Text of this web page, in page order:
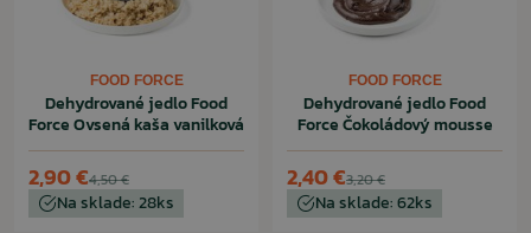
FOOD FORCE
Dehydrované jedlo Food
Force Ovsená kaša vanilková
4,50 €
2,90 €
Na sklade: 28ks
FOOD FORCE
Dehydrované jedlo Food
Force Čokoládový mousse
3,20 €
2,40 €
Na sklade: 62ks